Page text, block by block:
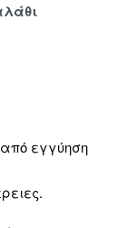
εγγύηση